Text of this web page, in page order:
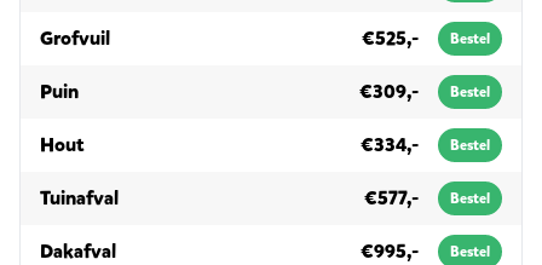
Grofvuilin 10m³ €525,- Bestel
Puinin 10m³ €309,- Bestel
Houtin 10m³ €334,- Bestel
Tuinafvalin 10m³ €577,- Bestel
Dakafvalin 10m³ €995,- Bestel